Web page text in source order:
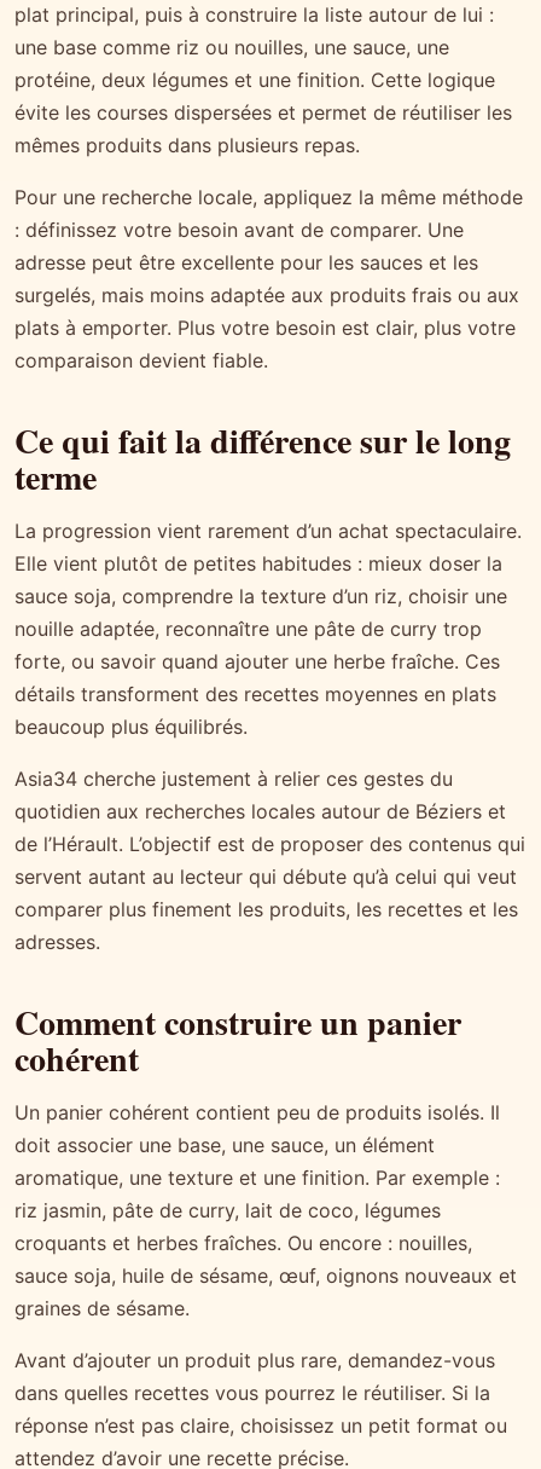
plat principal, puis à construire la liste autour de lui :
une base comme riz ou nouilles, une sauce, une
protéine, deux légumes et une finition. Cette logique
évite les courses dispersées et permet de réutiliser les
mêmes produits dans plusieurs repas.
Pour une recherche locale, appliquez la même méthode
: définissez votre besoin avant de comparer. Une
adresse peut être excellente pour les sauces et les
surgelés, mais moins adaptée aux produits frais ou aux
plats à emporter. Plus votre besoin est clair, plus votre
comparaison devient fiable.
Ce qui fait la différence sur le long
terme
La progression vient rarement d’un achat spectaculaire.
Elle vient plutôt de petites habitudes : mieux doser la
sauce soja, comprendre la texture d’un riz, choisir une
nouille adaptée, reconnaître une pâte de curry trop
forte, ou savoir quand ajouter une herbe fraîche. Ces
détails transforment des recettes moyennes en plats
beaucoup plus équilibrés.
Asia34 cherche justement à relier ces gestes du
quotidien aux recherches locales autour de Béziers et
de l’Hérault. L’objectif est de proposer des contenus qui
servent autant au lecteur qui débute qu’à celui qui veut
comparer plus finement les produits, les recettes et les
adresses.
Comment construire un panier
cohérent
Un panier cohérent contient peu de produits isolés. Il
doit associer une base, une sauce, un élément
aromatique, une texture et une finition. Par exemple :
riz jasmin, pâte de curry, lait de coco, légumes
croquants et herbes fraîches. Ou encore : nouilles,
sauce soja, huile de sésame, œuf, oignons nouveaux et
graines de sésame.
Avant d’ajouter un produit plus rare, demandez-vous
dans quelles recettes vous pourrez le réutiliser. Si la
réponse n’est pas claire, choisissez un petit format ou
attendez d’avoir une recette précise.